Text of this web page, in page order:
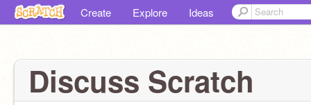
Create Explore Ideas
Discuss Scratch